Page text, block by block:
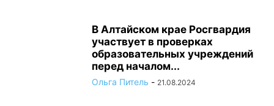
В Алтайском крае Росгвардия
участвует в проверках
образовательных учреждений
перед началом...
Ольга Питель - 21.08.2024